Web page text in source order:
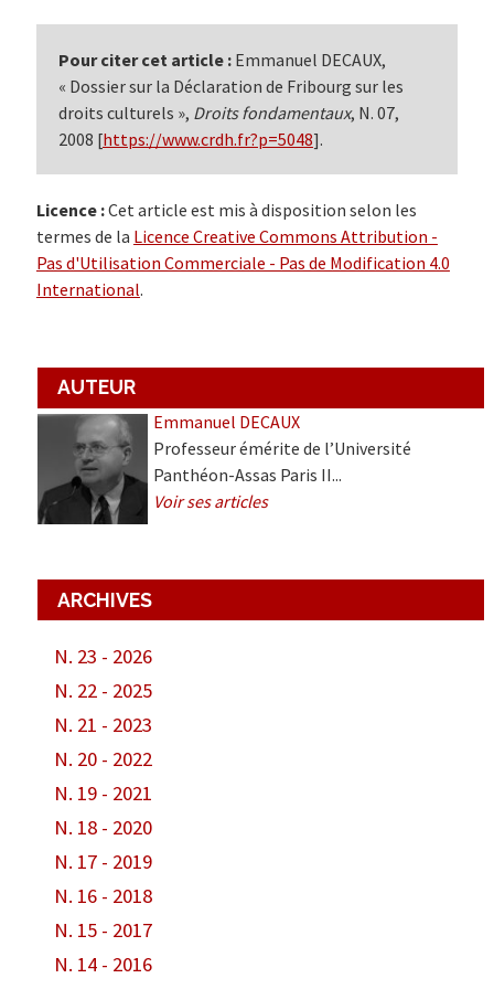
Pour citer cet article :Emmanuel DECAUX,
« Dossier sur la Déclaration de Fribourg sur les
droits culturels », Droits fondamentaux, N. 07,
2008 [https://www.crdh.fr?p=5048].
Licence :Cet article est mis à disposition selon les
termes de la Licence Creative Commons Attribution -
Pas d'Utilisation Commerciale - Pas de Modification 4.0
International.
AUTEUR
Emmanuel DECAUX
Professeur émérite de l’Université
Panthéon-Assas Paris II...
Voir ses articles
ARCHIVES
N. 23 - 2026
N. 22 - 2025
N. 21 - 2023
N. 20 - 2022
N. 19 - 2021
N. 18 - 2020
N. 17 - 2019
N. 16 - 2018
N. 15 - 2017
N. 14 - 2016